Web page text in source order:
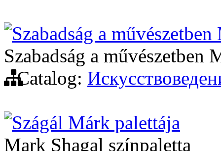
Szabadság a
Szabadság a művészetben
Catalog:
Szágál Márk palettája
Mark Shagal színpaletta